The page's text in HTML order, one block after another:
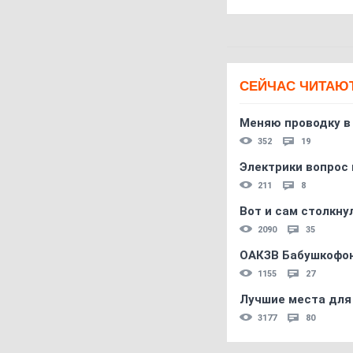
СЕЙЧАС
Меняю проводку
352 19
Электрики вопрос
211 8
Вот и сам
2090 35
ОАКЗВ
1155 27
Лучшие места
3177 80